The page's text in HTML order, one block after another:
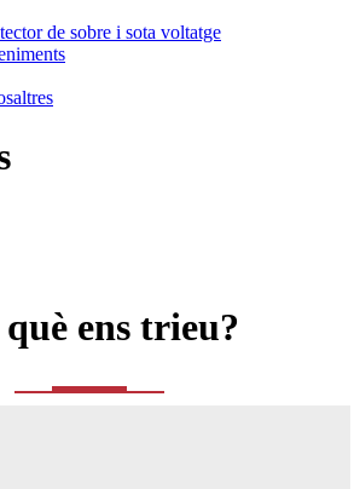
de sobre i sota voltatge
ens trieu?